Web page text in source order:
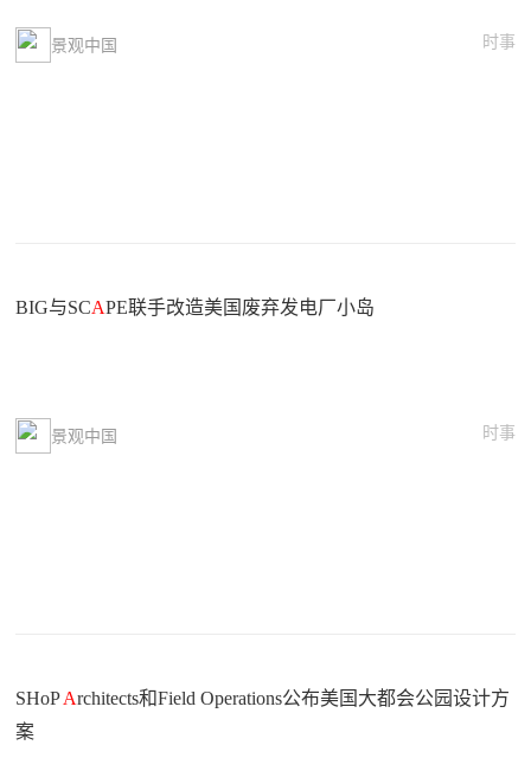
景观中国 时事
BIG与SCAPE联手改造美国废弃发电厂小岛
景观中国 时事
SHoPArchitects和Field Operations公布美国大都会公园设计方
案